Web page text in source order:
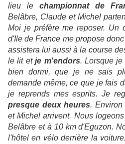
lieu le championnat de
Belâbre, Claude et Michel
Moi je préfère me reposer. Un
d'Ile de France me propose
assistera lui aussi à la course
le lit etje m'endors. Lorsque je
bien dormi, que je ne sais
demande même, ce que je fais
je reprends mes esprits. Je
presque deux heures. Environ
et Michel arrivent. Nous
Belâbre et à 10 km d'Eguzon.
l'hôtel en vélo derrière la